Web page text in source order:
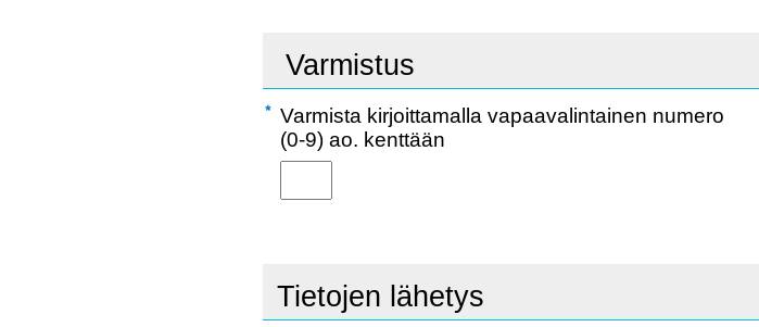
Varmistus
Varmista kirjoittamalla vapaavalintainen numero
(0-9) ao. kenttään
Tietojen lähetys